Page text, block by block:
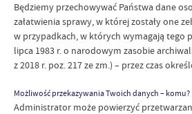
Będziemy przechowywać Państwa dane
załatwienia sprawy, w której zostały one
w przypadkach, w których wymagają tego
lipca 1983 r. o narodowym zasobie
z 2018 r. poz. 217 ze zm.) – przez czas
Możliwość przekazywania Twoich danych – komu?
Administrator może powierzyć